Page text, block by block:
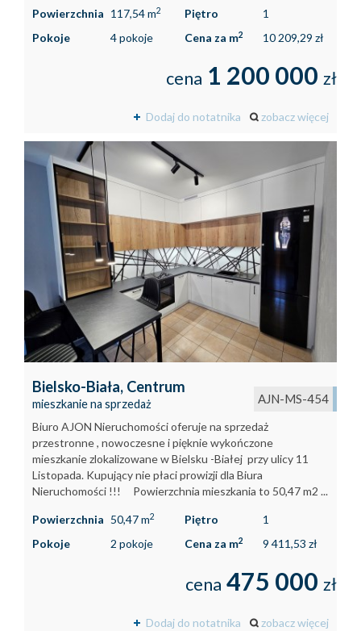
Powierzchnia 117,54 m2 Piętro
1
Pokoje
4 pokoje Cena za m2 10 209,29 zł
cena 1 200 000 zł
Dodaj do notatnika zobacz więcej
Bielsko-Biała, Centrum
mieszkanie na sprzedaż AJN-MS-454
Biuro AJON Nieruchomości oferuje na sprzedaż
przestronne , nowoczesne i pięknie wykończone
mieszkanie zlokalizowane w Bielsku -Białej przy ulicy 11
Listopada. Kupujący nie płaci prowizji dla Biura
Nieruchomości !!! Powierzchnia mieszkania to 50,47 m2 ...
Powierzchnia 50,47 m2 Piętro
1
Pokoje
2 pokoje Cena za m2 9 411,53 zł
cena 475 000 zł
Dodaj do notatnika zobacz więcej